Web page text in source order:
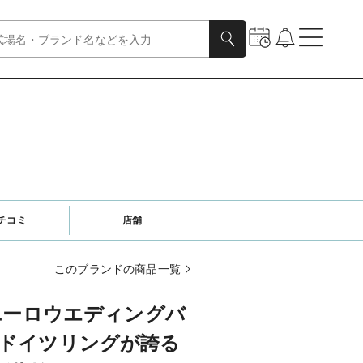
コミ 店舗
このブランドの商品一覧
ロウエディングバ
イツリングが誇る